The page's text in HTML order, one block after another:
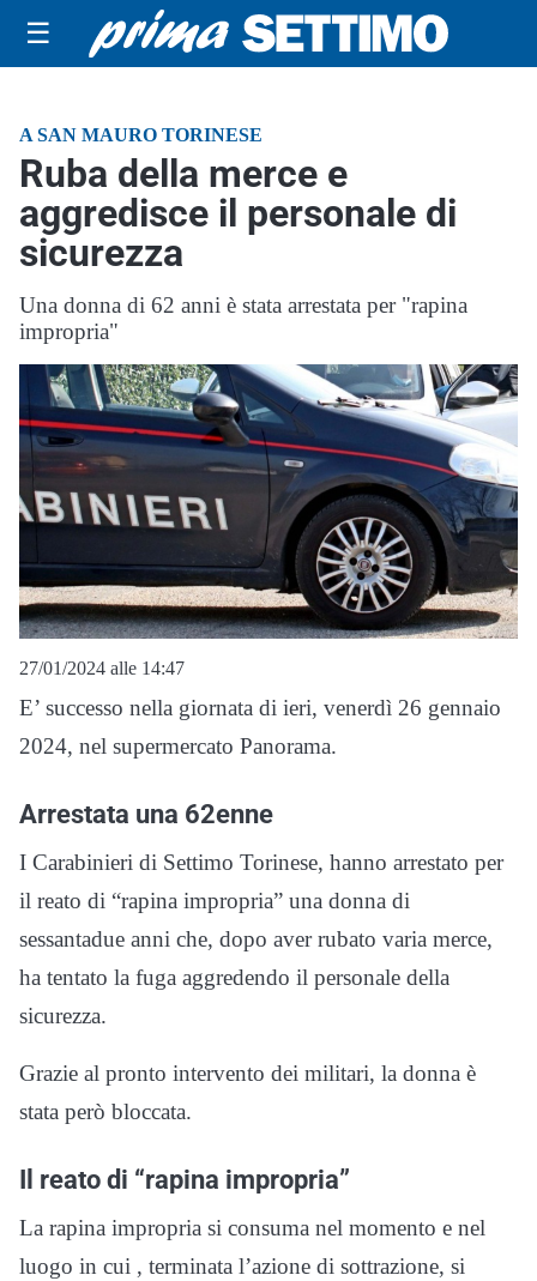
☰
A SAN MAURO TORINESE
Ruba della merce e
aggredisce il personale di
sicurezza
Una donna di 62 anni è stata arrestata per "rapina
impropria"
27/01/2024 alle 14:47
E’ successo nella giornata di ieri, venerdì 26 gennaio
2024, nel supermercato Panorama.
Arrestata una 62enne
I Carabinieri di Settimo Torinese, hanno arrestato per
il reato di “rapina impropria” una donna di
sessantadue anni che, dopo aver rubato varia merce,
ha tentato la fuga aggredendo il personale della
sicurezza.
Grazie al pronto intervento dei militari, la donna è
stata però bloccata.
Il reato di “rapina impropria”
La rapina impropria si consuma nel momento e nel
luogo in cui , terminata l’azione di sottrazione, si